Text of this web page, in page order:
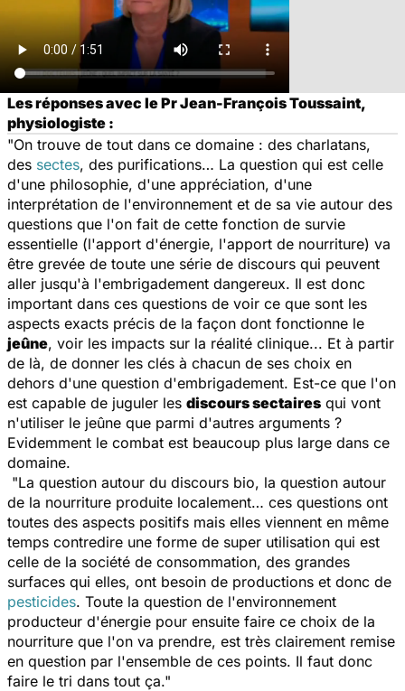
Les réponses avec le Pr Jean-François Toussaint,
physiologiste :
"On trouve de tout dans ce domaine : des charlatans,
des sectes, des purifications… La question qui est celle
d'une philosophie, d'une appréciation, d'une
interprétation de l'environnement et de sa vie autour des
questions que l'on fait de cette fonction de survie
essentielle (l'apport d'énergie, l'apport de nourriture) va
être grevée de toute une série de discours qui peuvent
aller jusqu'à l'embrigadement dangereux. Il est donc
important dans ces questions de voir ce que sont les
aspects exacts précis de la façon dont fonctionne le
jeûne, voir les impacts sur la réalité clinique... Et à partir
de là, de donner les clés à chacun de ses choix en
dehors d'une question d'embrigadement. Est-ce que l'on
est capable de juguler les discours sectaires qui vont
n'utiliser le jeûne que parmi d'autres arguments ?
Evidemment le combat est beaucoup plus large dans ce
domaine.
"La question autour du discours bio, la question autour
de la nourriture produite localement… ces questions ont
toutes des aspects positifs mais elles viennent en même
temps contredire une forme de super utilisation qui est
celle de la société de consommation, des grandes
surfaces qui elles, ont besoin de productions et donc de
pesticides. Toute la question de l'environnement
producteur d'énergie pour ensuite faire ce choix de la
nourriture que l'on va prendre, est très clairement remise
en question par l'ensemble de ces points. Il faut donc
faire le tri dans tout ça."